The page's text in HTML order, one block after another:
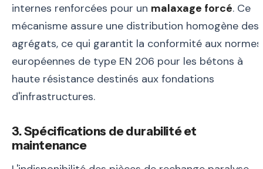
internes renforcées pour un malaxage forcé. Ce
mécanisme assure une distribution homogène des
agrégats, ce qui garantit la conformité aux normes
européennes de type EN 206 pour les bétons à
haute résistance destinés aux fondations
d'infrastructures.
3. Spécifications de durabilité et
maintenance